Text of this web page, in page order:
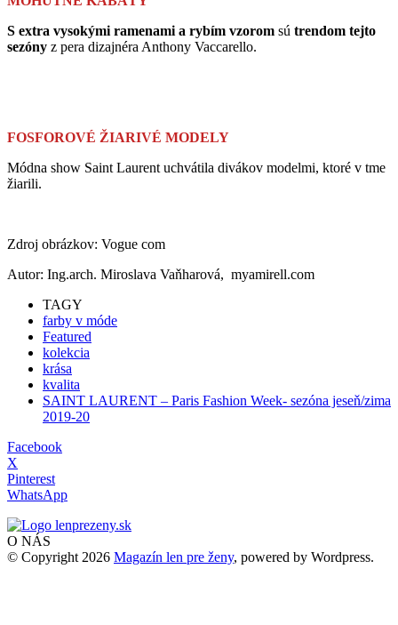
S extra vysokými ramenami a rybím vzorom sú trendom tejto
sezóny z pera dizajnéra Anthony Vaccarello.
FOSFOROVÉ ŽIARIVÉ MODELY
Módna show Saint Laurent uchvátila divákov modelmi, ktoré v tme
žiarili.
Zdroj obrázkov: Vogue com
Autor: Ing.arch. Miroslava Vaňharová, myamirell.com
TAGY
farby v móde
Featured
kolekcia
krása
kvalita
SAINT LAURENT – Paris Fashion Week- sezóna jeseň/zima
2019-20
Facebook
X
Pinterest
WhatsApp
O NÁS
© Copyright 2026 Magazín len pre ženy, powered by Wordpress.